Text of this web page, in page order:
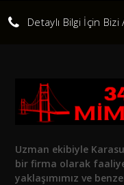
Detaylı Bilgi İçin Bizi
Uzman ekibiyle
bir firma olarak
yaklaşımımız ve